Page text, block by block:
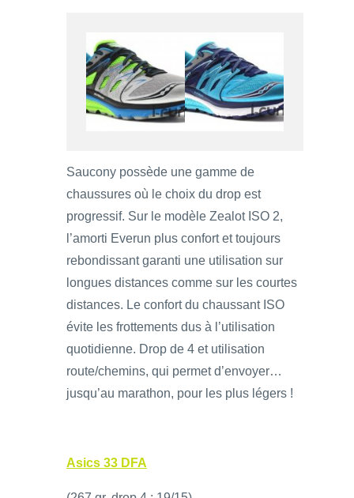
Saucony possède une gamme de
chaussures où le choix du drop est
progressif. Sur le modèle Zealot ISO 2,
l’amorti Everun plus confort et toujours
rebondissant garanti une utilisation sur
longues distances comme sur les courtes
distances. Le confort du chaussant ISO
évite les frottements dus à l’utilisation
quotidienne. Drop de 4 et utilisation
route/chemins, qui permet d’envoyer…
jusqu’au marathon, pour les plus légers !
Asics 33 DFA